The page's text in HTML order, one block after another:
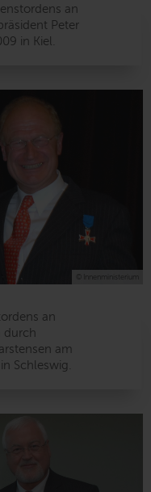
an
Peter
in Kiel.
an
durch
am
Schleswig.